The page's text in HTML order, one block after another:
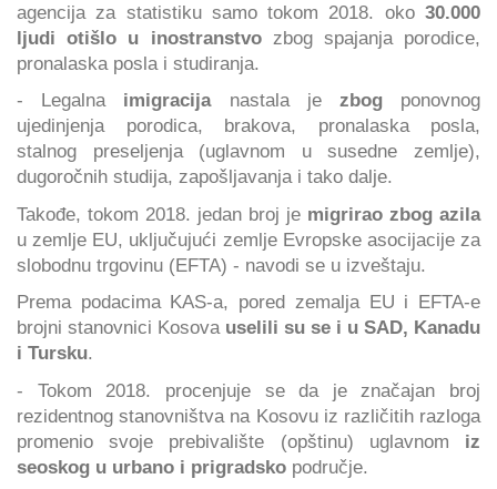
agencija za statistiku samo tokom 2018. oko 30.000
ljudi otišlo u inostranstvozbog spajanja porodice,
pronalaska posla i studiranja.
- Legalna imigracijanastala je zbogponovnog
ujedinjenja porodica, brakova, pronalaska posla,
stalnog preseljenja (uglavnom u susedne zemlje),
dugoročnih studija, zapošljavanja i tako dalje.
Takođe, tokom 2018. jedan broj je migrirao zbog azila
u zemlje EU, uključujući zemlje Evropske asocijacije za
slobodnu trgovinu (EFTA) - navodi se u izveštaju.
Prema podacima KAS-a, pored zemalja EU i EFTA-e
brojni stanovnici Kosova uselili su se i u SAD, Kanadu
i Tursku.
- Tokom 2018. procenjuje se da je značajan broj
rezidentnog stanovništva na Kosovu iz različitih razloga
promenio svoje prebivalište (opštinu) uglavnom iz
seoskog u urbano i prigradsko područje.